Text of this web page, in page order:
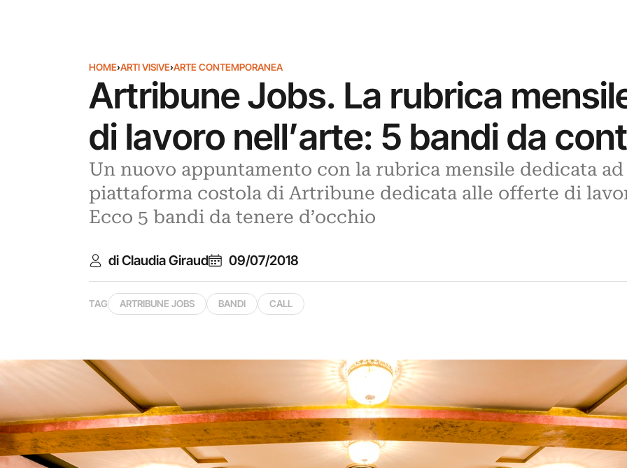
HOME›ARTI VISIVE›ARTE CONTEMPORANEA
Artribune Jobs. La rubrica
di lavoro nell’arte: 5 bandi da
Un nuovo appuntamento con la rubrica mensile dedicata
piattaforma costola di Artribune dedicata alle offerte di
Ecco 5 bandi da tenere d’occhio
di Claudia Giraud 09/07/2018
TAG ARTRIBUNE JOBS BANDI CALL